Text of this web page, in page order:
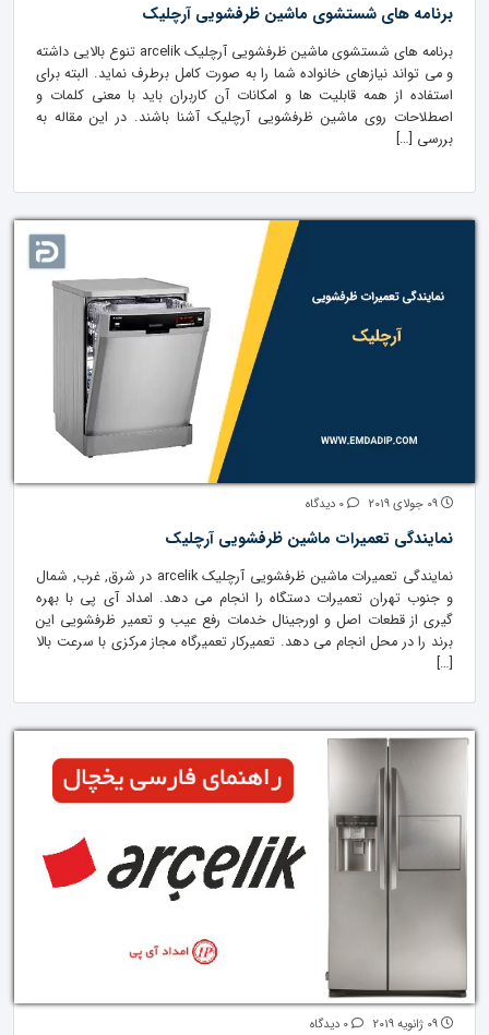
برنامه های شستشوی ماشین ظرفشویی آرچلیک
برنامه های شستشوی ماشین ظرفشویی آرچلیک arcelik تنوع بالایی داشته
و می تواند نیازهای خانواده شما را به صورت کامل برطرف نماید. البته برای
استفاده از همه قابلیت ها و امکانات آن کاربران باید با معنی کلمات و
اصطلاحات روی ماشین ظرفشویی آرچلیک آشنا باشند. در این مقاله به
بررسی […]
نمایندگی تعمیرات ماشین ظرفشویی آرچلیک
نمایندگی تعمیرات ماشین ظرفشویی آرچلیک arcelik در شرق, غرب, شمال
و جنوب تهران تعمیرات دستگاه را انجام می دهد. امداد آی پی با بهره
گیری از قطعات اصل و اورجینال خدمات رفع عیب و تعمیر ظرفشویی این
برند را در محل انجام می دهد. تعمیرکار تعمیرگاه مجاز مرکزی با سرعت بالا
[…]